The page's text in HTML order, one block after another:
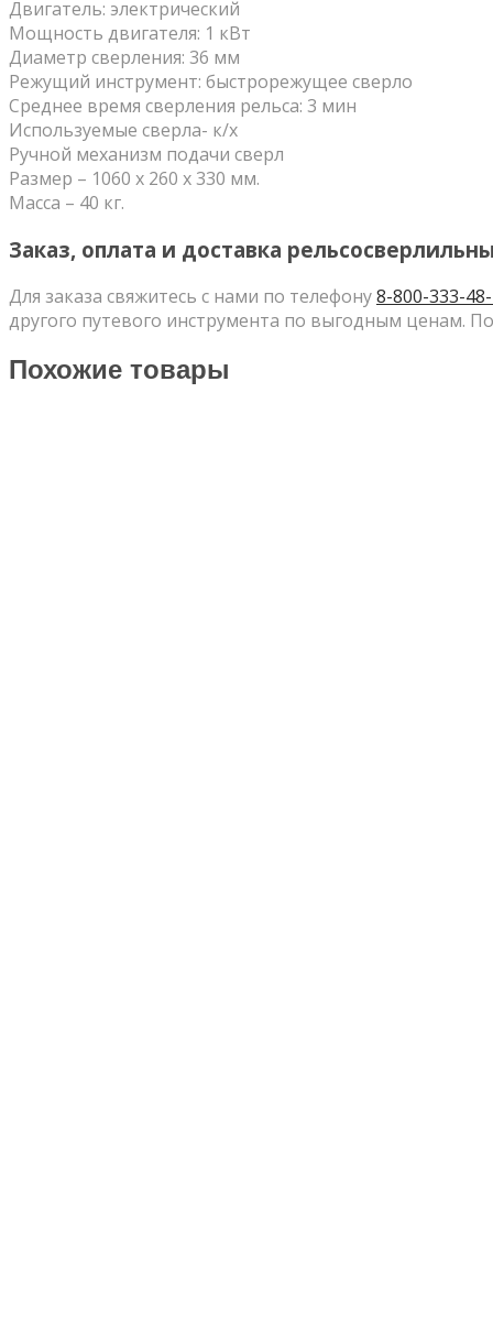
Двигатель: электрический
Мощность двигателя: 1 кВт
Диаметр сверления: 36 мм
Режущий инструмент: быстрорежущее сверло
Среднее время сверления рельса: 3 мин
Используемые сверла- к/х
Ручной механизм подачи сверл
Размер – 1060 х 260 х 330 мм.
Масса – 40 кг.
Заказ, оплата и доставка
Для заказа свяжитесь с нами по телефону8-800-333-
другого путевого инструмента по выгодным ценам.
Похожие товары